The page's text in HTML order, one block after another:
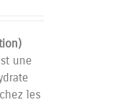
une
les